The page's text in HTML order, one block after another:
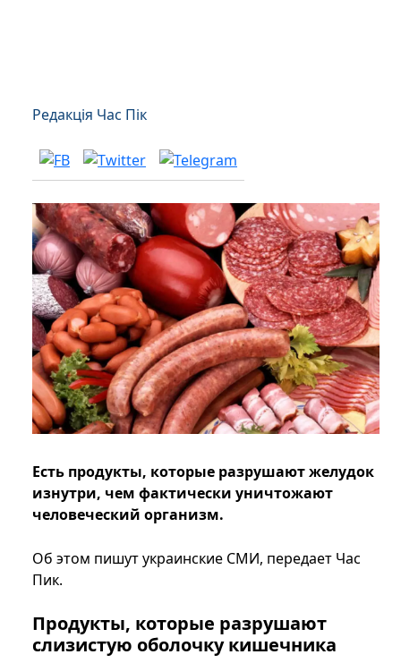
Редакція Час Пік
Есть продукты, которые разрушают желудок
изнутри, чем фактически уничтожают
человеческий организм.
Об этом пишут украинские СМИ, передает Час
Пик.
Продукты, которые разрушают
слизистую оболочку кишечника